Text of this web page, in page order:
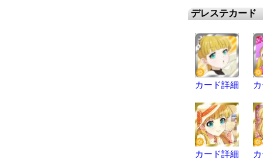
デレステカード
カード詳細
カード詳細